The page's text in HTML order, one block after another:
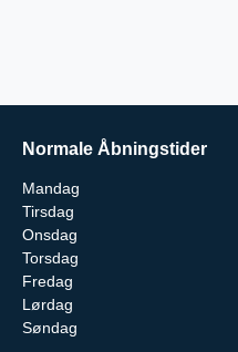
Normale Åbningstider
Mandag
Tirsdag
Onsdag
Torsdag
Fredag
Lørdag
Søndag